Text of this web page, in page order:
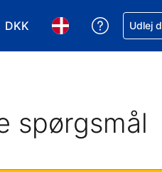
DKK
Vælg valuta. DinVælg sprog. Dit
Få hjælp
Udlej
spørgsmål